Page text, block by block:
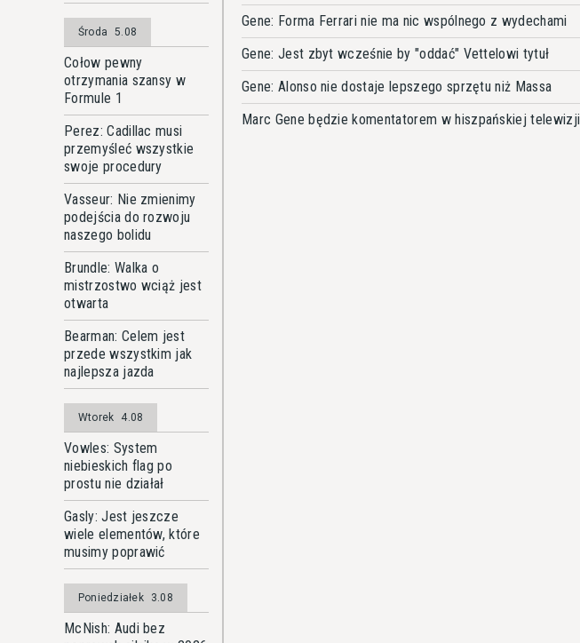
Środa 5.08
Cołow pewny
otrzymania szansy w
Formule 1
Perez: Cadillac musi
przemyśleć wszystkie
swoje procedury
Vasseur: Nie zmienimy
podejścia do rozwoju
naszego bolidu
Brundle: Walka o
mistrzostwo wciąż jest
otwarta
Bearman: Celem jest
przede wszystkim jak
najlepsza jazda
Wtorek 4.08
Vowles: System
niebieskich flag po
prostu nie działał
Gasly: Jest jeszcze
wiele elementów, które
musimy poprawić
Poniedziałek 3.08
McNish: Audi bez
Gene: Forma Ferrari nie ma nic wspólnego z wydechami
Gene: Jest zbyt wcześnie by "oddać" Vettelowi tytuł
Gene: Alonso nie dostaje lepszego sprzętu niż Massa
Marc Gene będzie komentatorem w hiszpańskiej telewizji